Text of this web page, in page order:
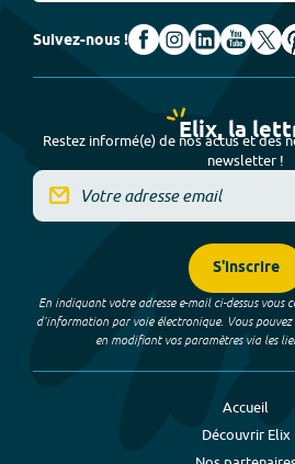
Suivez-nous !
Elix, la
Restez informé(e) de nos actus et des
newsletter !
S'inscrire
En indiquant votre adresse e-mail ci-dessus vous
d’information par voie électronique. Vous
en modifiant vos paramètres via les
Accueil
Découvrir Elix